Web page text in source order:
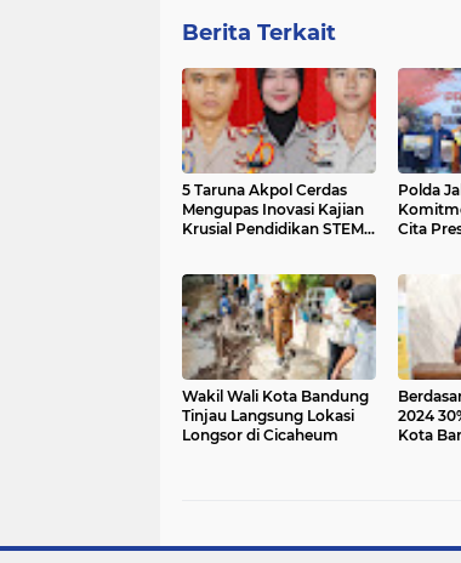
Berita Terkait
5 Taruna Akpol Cerdas
Mengupas Inovasi Kajian
Krusial Pendidikan STEM
Polda
Cita
Wakil Wali Kota Bandung
Tinjau Langsung Lokasi
Longsor di Cicaheum
2024
Kota